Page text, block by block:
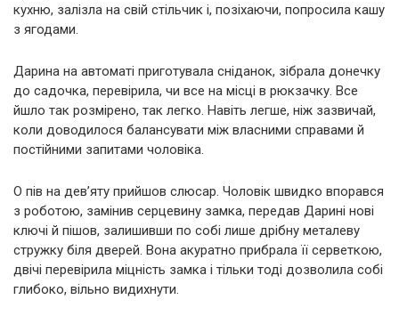
кухню, залізла на свій стільчик і, позіхаючи, попросила кашу
з ягодами.
Дарина на автоматі приготувала сніданок, зібрала донечку
до садочка, перевірила, чи все на місці в рюкзачку. Все
йшло так розмірено, так легко. Навіть легше, ніж зазвичай,
коли доводилося балансувати між власними справами й
постійними запитами чоловіка.
О пів на дев’яту прийшов слюсар. Чоловік швидко впорався
з роботою, замінив серцевину замка, передав Дарині нові
ключі й пішов, залишивши по собі лише дрібну металеву
стружку біля дверей. Вона акуратно прибрала її серветкою,
двічі перевірила міцність замка і тільки тоді дозволила собі
глибоко, вільно видихнути.